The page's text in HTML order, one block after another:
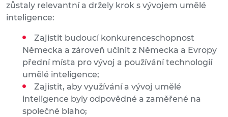
zůstaly relevantní a držely krok s vývojem umělé
inteligence:
Zajistit budoucí konkurenceschopnost
Německa a zároveň učinit z Německa a Evropy
přední místa pro vývoj a používání technologií
umělé inteligence;
Zajistit, aby využívání a vývoj umělé
inteligence byly odpovědné a zaměřené na
společné blaho;